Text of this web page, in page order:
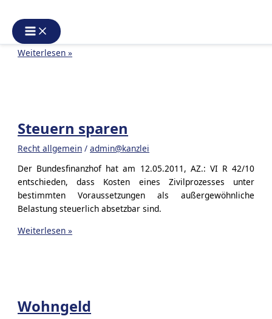
schwere Krankheit vorbereiten. Das Vorhandensein von
Vorsorgeverfügungen kann im Ernstfall […]
Vorsorgeverfügungen
und
Jung
Weiterlesen »
Steuern sparen
Recht allgemein /admin@kanzlei
Der Bundesfinanzhof hat am 12.05.2011, AZ.: VI R 42/10
entschieden, dass Kosten eines Zivilprozesses unter
bestimmten Voraussetzungen als außergewöhnliche
Belastung steuerlich absetzbar sind.
Steuern
Weiterlesen »
Wohngeld